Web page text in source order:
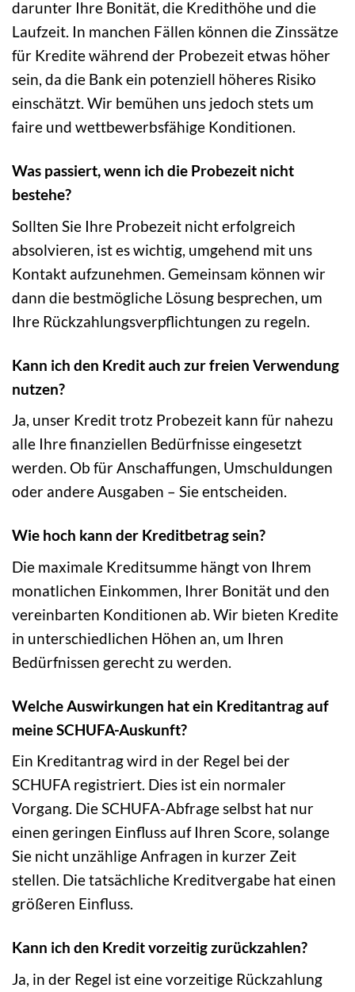
darunter Ihre Bonität, die Kredithöhe und die
Laufzeit. In manchen Fällen können die Zinssätze
für Kredite während der Probezeit etwas höher
sein, da die Bank ein potenziell höheres Risiko
einschätzt. Wir bemühen uns jedoch stets um
faire und wettbewerbsfähige Konditionen.
Was passiert, wenn ich die Probezeit nicht
bestehe?
Sollten Sie Ihre Probezeit nicht erfolgreich
absolvieren, ist es wichtig, umgehend mit uns
Kontakt aufzunehmen. Gemeinsam können wir
dann die bestmögliche Lösung besprechen, um
Ihre Rückzahlungsverpflichtungen zu regeln.
Kann ich den Kredit auch zur freien Verwendung
nutzen?
Ja, unser Kredit trotz Probezeit kann für nahezu
alle Ihre finanziellen Bedürfnisse eingesetzt
werden. Ob für Anschaffungen, Umschuldungen
oder andere Ausgaben – Sie entscheiden.
Wie hoch kann der Kreditbetrag sein?
Die maximale Kreditsumme hängt von Ihrem
monatlichen Einkommen, Ihrer Bonität und den
vereinbarten Konditionen ab. Wir bieten Kredite
in unterschiedlichen Höhen an, um Ihren
Bedürfnissen gerecht zu werden.
Welche Auswirkungen hat ein Kreditantrag auf
meine SCHUFA-Auskunft?
Ein Kreditantrag wird in der Regel bei der
SCHUFA registriert. Dies ist ein normaler
Vorgang. Die SCHUFA-Abfrage selbst hat nur
einen geringen Einfluss auf Ihren Score, solange
Sie nicht unzählige Anfragen in kurzer Zeit
stellen. Die tatsächliche Kreditvergabe hat einen
größeren Einfluss.
Kann ich den Kredit vorzeitig zurückzahlen?
Ja, in der Regel ist eine vorzeitige Rückzahlung